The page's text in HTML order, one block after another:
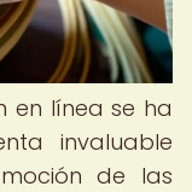
en línea se ha
invaluable
de las